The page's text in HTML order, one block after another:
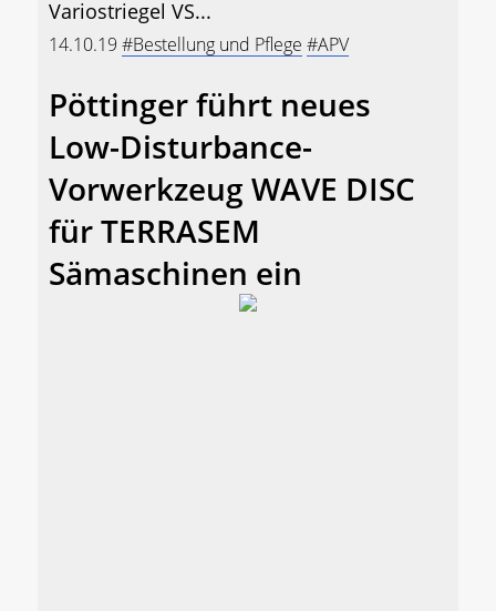
Variostriegel VS...
14.10.19 #Bestellung und Pflege #APV
Pöttinger führt neues
Low-Disturbance-
Vorwerkzeug WAVE DISC
für TERRASEM
Sämaschinen ein